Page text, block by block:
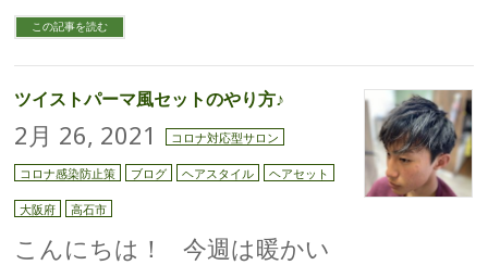
この記事を読む
ツイストパーマ風セットのやり方♪
2月 26, 2021 コロナ対応型サロン
コロナ感染防止策 ブログ ヘアスタイル ヘアセット
大阪府 高石市
こんにちは！ 今週は暖かい